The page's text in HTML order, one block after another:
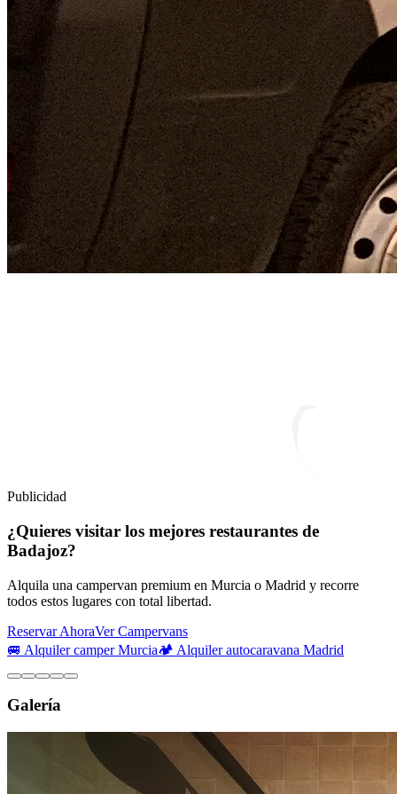
Publicidad
¿Quieres visitar los mejores restaurantes de
Badajoz?
Alquila una campervan premium en Murcia o Madrid y recorre
todos estos lugares con total libertad.
Reservar AhoraVer Campervans
🚐 Alquiler camper Murcia🏕️ Alquiler autocaravana Madrid
Galería